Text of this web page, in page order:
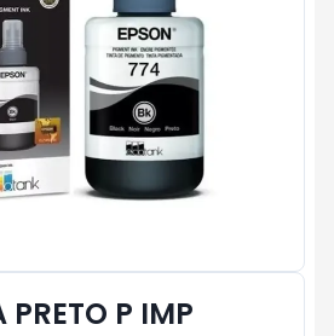
PRETO P IMP